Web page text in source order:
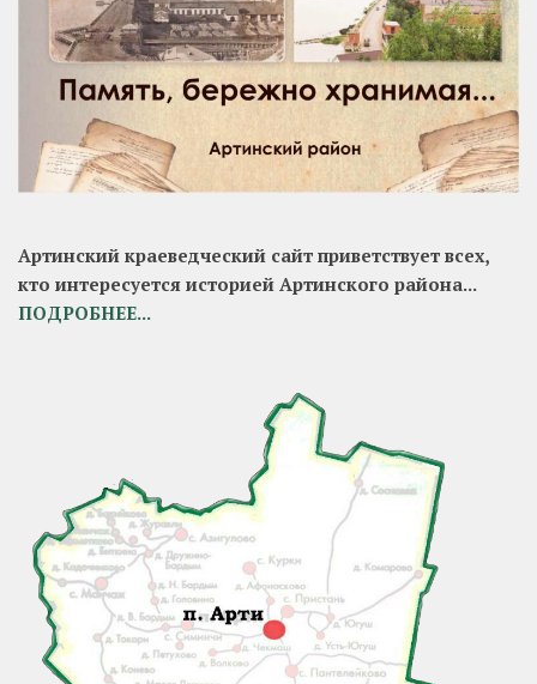
Артинский краеведческий сайт приветствует всех,
кто интересуется историей Артинского района...
ПОДРОБНЕЕ...